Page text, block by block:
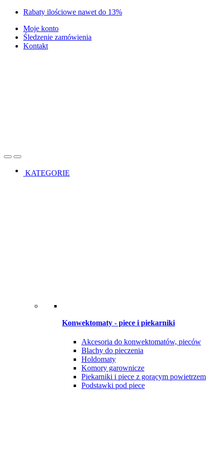
Skip
navigation
Skip
content
Rabaty ilościowe nawet do 13%
Moje konto
Śledzenie zamówienia
Kontakt
OpenClose
KATEGORIE
Konwektomaty - piece i piekarniki
Akcesoria do konwektomatów, pieców
Blachy do pieczenia
Holdomaty
Komory garownicze
Piekarniki i piece z gorącym powietrzem
Podstawki pod piece